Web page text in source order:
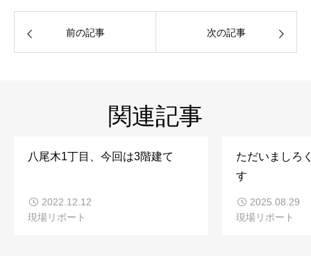
前の記事 次の記事
関連記事
八尾木1丁目、今回は3階建て
2022.12.12
現場リポート
ただいましろ
す
2025.08.29
現場リポート